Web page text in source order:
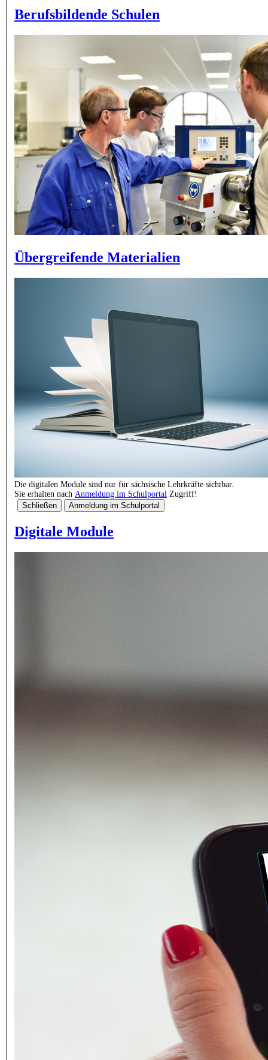
Berufsbildende Schulen
Übergreifende Materialien
Die digitalen Module sind nur für sächsische Lehrkräfte sichtbar.
Sie erhalten nach Anmeldung im Schulportal Zugriff!
Schließen
Anmeldung im Schulportal
Digitale Module